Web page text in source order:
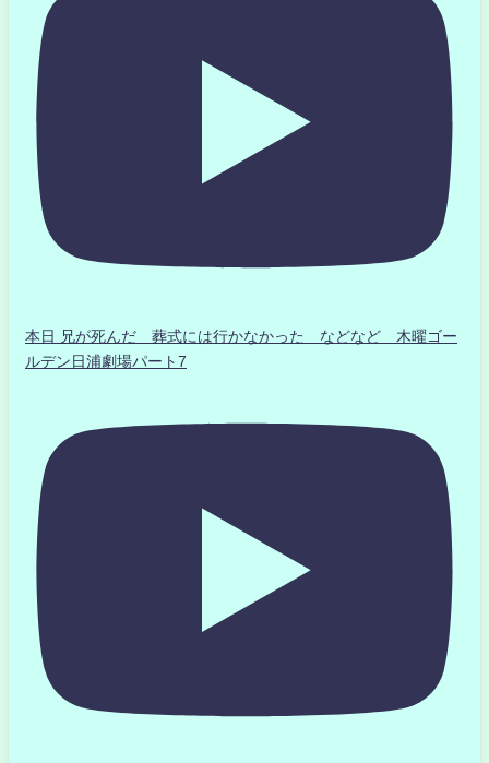
本日 兄が死んだ 葬式には行かなかった などなど 木曜ゴー
ルデン日浦劇場パート7